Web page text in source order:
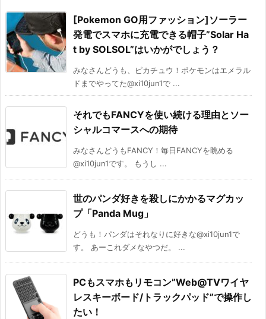
[Pokemon GO用ファッション]ソーラー
発電でスマホに充電できる帽子”Solar Ha
t by SOLSOL”はいかがでしょう？
みなさんどうも、ピカチュウ！ポケモンはエメラル
ドまでやってた@xi10jun1で ...
それでもFANCYを使い続ける理由とソー
シャルコマースへの期待
みなさんどうもFANCY！毎日FANCYを眺める
@xi10jun1です。 もうし ...
世のパンダ好きを殺しにかかるマグカッ
プ「Panda Mug」
どうも！パンダはそれなりに好きな@xi10jun1で
す。 あーこれダメなやつだ。 ...
PCもスマホもリモコン”Web@TVワイヤ
レスキーボード/トラックパッド”で操作し
たい！